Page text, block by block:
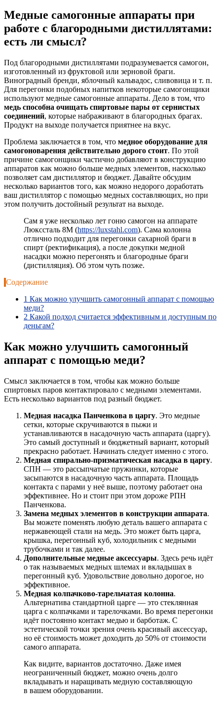
Медные самогонные аппараты при
работе с благородными дистиллятами:
есть ли смысл?
Под благородными дистиллятами подразумевается самогон,
изготовленный из фруктовой или зерновой браги.
Виноградный бренди, яблочный кальвадос, сливовица и т. п.
Для перегонки подобных напитков некоторые самогонщики
используют медные самогонные аппараты. Дело в том, что
медь способна очищать спиртовые пары от сернистых
соединений, которые набраживают в благородных брагах.
Продукт на выходе получается приятнее на вкус.
Проблема заключается в том, что медное оборудование для
самогоноварения действительно дорого стоит. По этой
причине самогонщики частично добавляют в конструкцию
аппаратов как можно больше медных элементов, насколько
позволяет сам дистиллятор и бюджет. Давайте обсудим
несколько вариантов того, как можно недорого доработать
ваш дистиллятор с помощью медных составляющих, но при
этом получить достойный результат на выходе.
Сам я уже несколько лет гоню самогон на аппарате
Люкссталь 8М (https://luxstahl.com). Сама колонна
отлично подходит для перегонки сахарной браги в
спирт (ректификация), а после докупки медной
насадки можно перегонять и благородные браги
(дистилляция). Об этом чуть позже.
Содержание
1 Как можно улучшить самогонный аппарат с помощью
меди?
2 Какой подход считается эффективным и доступным по
деньгам?
Как можно улучшить самогонный
аппарат с помощью меди?
Смысл заключается в том, чтобы как можно больше
спиртовых паров контактировало с медными элементами.
Есть несколько вариантов под разный бюджет.
Медная насадка Панченкова в царгу. Это медные
сетки, которые скручиваются в пыжи и
устанавливаются в насадочную часть аппарата (царгу).
Это самый доступный и бюджетный вариант, который
прекрасно работает. Начинать следует именно с этого.
Медная спирально-призматическая насадка в царгу.
СПН — это рассыпчатые пружинки, которые
засыпаются в насадочную часть аппарата. Площадь
контакта с парами у неё выше, поэтому работает она
эффективнее. Но и стоит при этом дороже РПН
Панченкова.
Замена медных элементов в конструкции аппарата.
Вы можете поменять любую деталь вашего аппарата с
нержавеющей стали на медь. Это может быть царга,
крышка, перегонный куб, холодильник с медными
трубочками и так далее.
Дополнительные медные аксессуары. Здесь речь идёт
о так называемых медных шлемах и вкладышах в
перегонный куб. Удовольствие довольно дорогое, но
эффективное.
Медная колпачково-тарельчатая колонна.
Альтернатива стандартной царге — это стеклянная
царга с колпачками и тарелочками. Во время перегонки
идёт постоянно контакт медью и барботаж. С
эстетической точки зрения очень красивый аксессуар,
но её стоимость может доходить до 50% от стоимости
самого аппарата.
Как видите, вариантов достаточно. Даже имея
неограниченный бюджет, можно очень долго
вкладывать и наращивать медную составляющую
в вашем оборудовании.